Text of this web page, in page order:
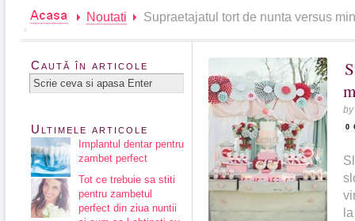
Noutati Supraetajatul tort de nunta versus
by
0
Caută în articole
Ultimele articole
Implantul dentar pentru
zambet perfect
Tot ce trebuie sa stiti
pentru zambetul
perfect din ziua nuntii